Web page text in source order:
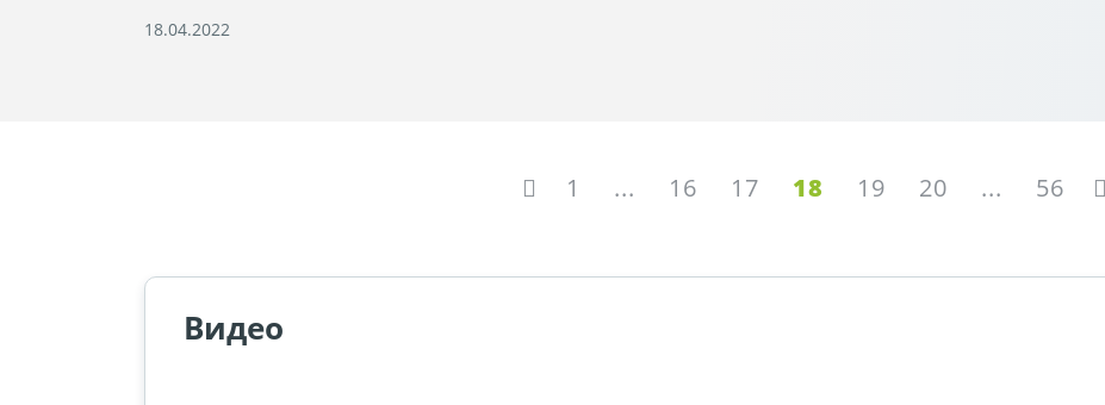
18.04.2022
1 ... 16 17 18 19 20 ... 56
Видео